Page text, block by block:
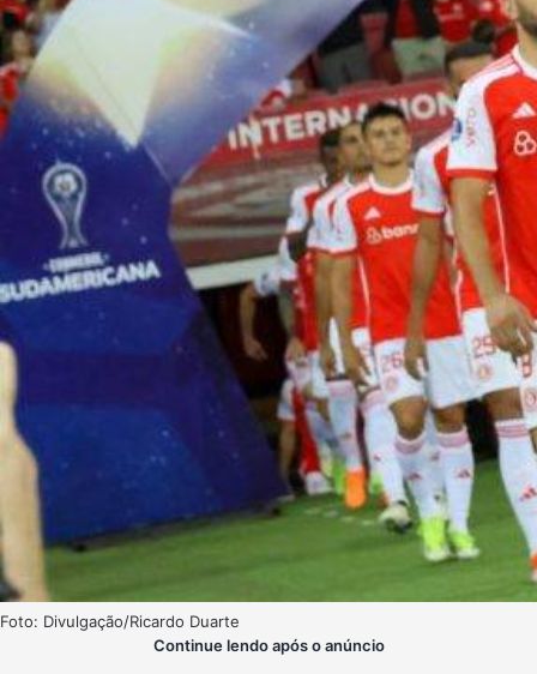
Foto: Divulgação/Ricardo Duarte
Continue lendo após o anúncio